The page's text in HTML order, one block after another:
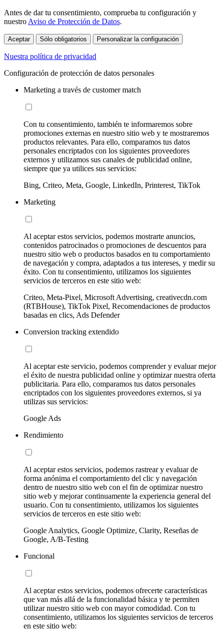
Antes de dar tu consentimiento, comprueba tu configuración y
nuestro Aviso de Protección de Datos.
Aceptar Sólo obligatorios Personalizar la configuración
Nuestra política de privacidad
Configuración de protección de datos personales
Marketing a través de customer match
Con tu consentimiento, también te informaremos sobre
promociones externas en nuestro sitio web y te mostraremos
productos relevantes. Para ello, comparamos tus datos
personales encriptados con los siguientes proveedores
externos y utilizamos sus canales de publicidad online,
siempre que ya utilices sus servicios:
Bing, Criteo, Meta, Google, LinkedIn, Printerest, TikTok
Marketing
Al aceptar estos servicios, podemos mostrarte anuncios,
contenidos patrocinados o promociones de descuentos para
nuestro sitio web o productos basados en tu comportamiento
de navegación y compra, adaptados a tus intereses, y medir su
éxito. Con tu consentimiento, utilizamos los siguientes
servicios de terceros en este sitio web:
Criteo, Meta-Pixel, Microsoft Advertising, creativecdn.com
(RTBHouse), TikTok Pixel, Recomendaciones de productos
basadas en clics, Ads Defender
Conversion tracking extendido
Al aceptar este servicio, podemos comprender y evaluar mejor
el éxito de nuestra publicidad online y optimizar nuestra oferta
publicitaria. Para ello, comparamos tus datos personales
encriptados con los siguientes proveedores externos, si ya
utilizas sus servicios:
Google Ads
Rendimiento
Al aceptar estos servicios, podemos rastrear y evaluar de
forma anónima el comportamiento del clic y navegación
dentro de nuestro sitio web con el fin de optimizar nuestro
sitio web y mejorar continuamente la experiencia general del
usuario. Con tu consentimiento, utilizamos los siguientes
servicios de terceros en este sitio web:
Google Analytics, Google Optimize, Clarity, Reseñas de
Google, A/B-Testing
Funcional
Al aceptar estos servicios, podemos ofrecerte características
que van más allá de la funcionalidad básica y te permiten
utilizar nuestro sitio web con mayor comodidad. Con tu
consentimiento, utilizamos los siguientes servicios de terceros
en este sitio web: